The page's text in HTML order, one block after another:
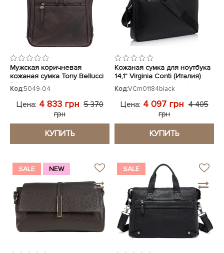
Мужская коричневая
кожаная сумка Tony Bellucci
5049-04
Код:5049-04
Цена: 4 833 грн 5 370
грн
КУПИТЬ
Кожаная сумка для ноутбука
14,1" Virginia Conti (Италия)
черная VCm01184black
Код:VCm01184black
Цена: 4 097 грн 4 405
грн
КУПИТЬ
SALE NEW SALE